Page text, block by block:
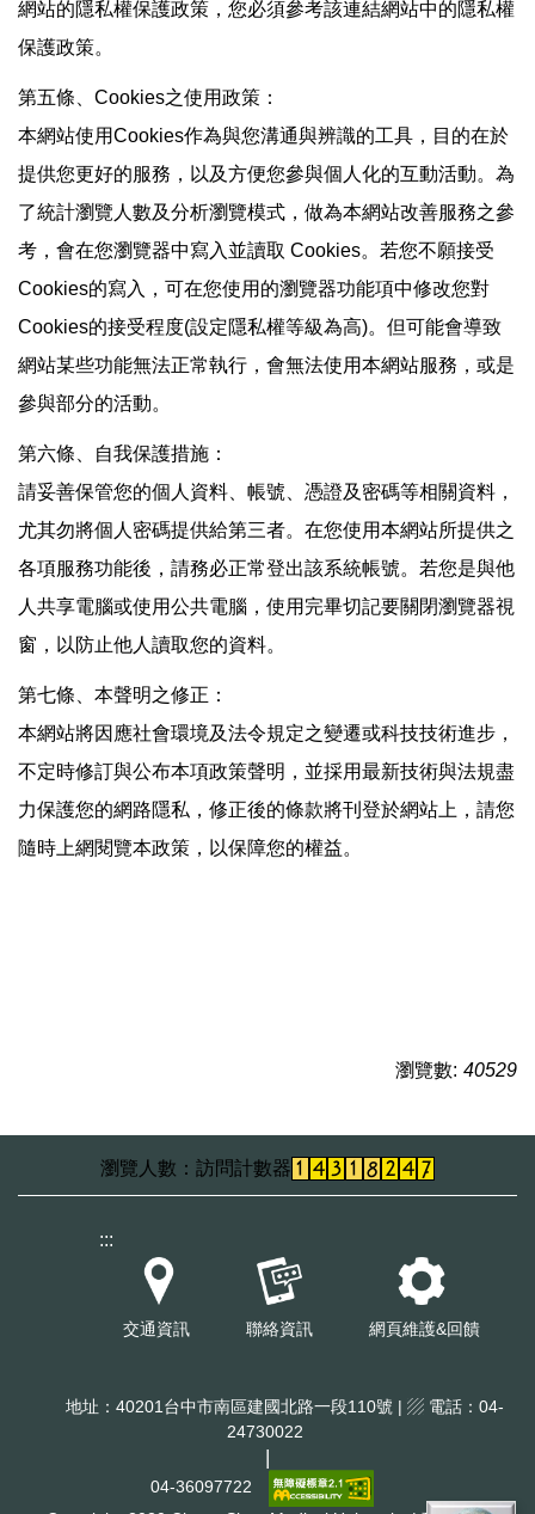
網站的隱私權保護政策，您必須參考該連結網站中的隱私權
保護政策。
第五條、Cookies之使用政策：
本網站使用Cookies作為與您溝通與辨識的工具，目的在於
提供您更好的服務，以及方便您參與個人化的互動活動。為
了統計瀏覽人數及分析瀏覽模式，做為本網站改善服務之參
考，會在您瀏覽器中寫入並讀取 Cookies。若您不願接受
Cookies的寫入，可在您使用的瀏覽器功能項中修改您對
Cookies的接受程度(設定隱私權等級為高)。但可能會導致
網站某些功能無法正常執行，會無法使用本網站服務，或是
參與部分的活動。
第六條、自我保護措施：
請妥善保管您的個人資料、帳號、憑證及密碼等相關資料，
尤其勿將個人密碼提供給第三者。在您使用本網站所提供之
各項服務功能後，請務必正常登出該系統帳號。若您是與他
人共享電腦或使用公共電腦，使用完畢切記要關閉瀏覽器視
窗，以防止他人讀取您的資料。
第七條、本聲明之修正：
本網站將因應社會環境及法令規定之變遷或科技技術進步，
不定時修訂與公布本項政策聲明，並採用最新技術與法規盡
力保護您的網路隱私，修正後的條款將刊登於網站上，請您
隨時上網閱覽本政策，以保障您的權益。
瀏覽數: 40529
訪問計數器
:::
交通資訊 聯絡資訊 網頁維護&回饋
地址：40201台中市南區建國北路一段110號 | ▨ 電話：04-
24730022
|
04-36097722